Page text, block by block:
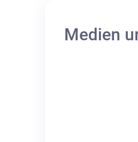
Medien